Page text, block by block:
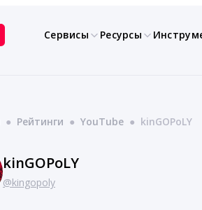
Сервисы Ресурсы
● Рейтинги ● YouTube ● kinGOPoLY
kinGOPoLY
@kingopoly